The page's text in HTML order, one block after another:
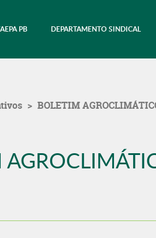
PB DEPARTAMENTO SINDICAL
BOLETIM